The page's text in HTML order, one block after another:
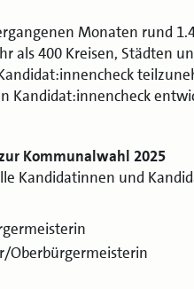
Monaten rund
als 400 Kreisen, Städten
Kandidat:innencheck
Kommunalwahl 2025
Kandidatinnen und
Oberbürgermeisterin